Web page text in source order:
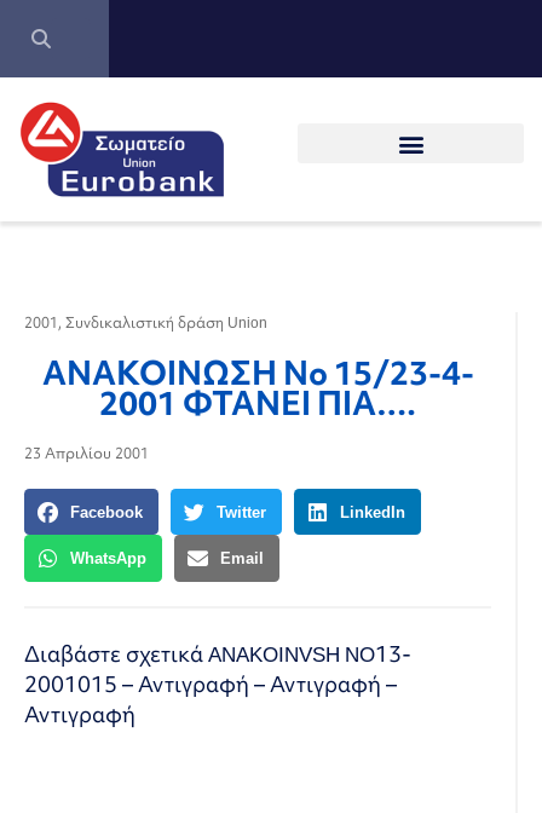
2001, Συνδικαλιστική δράση Union
ΑΝΑΚΟΙΝΩΣΗ Νο 15/23-4-
2001 ΦΤΑΝΕΙ ΠΙΑ….
23 Απριλίου 2001
Facebook Twitter LinkedIn
WhatsApp Email
Διαβάστε σχετικάANAKOINVSH NO13-
2001015 – Αντιγραφή – Αντιγραφή –
Αντιγραφή